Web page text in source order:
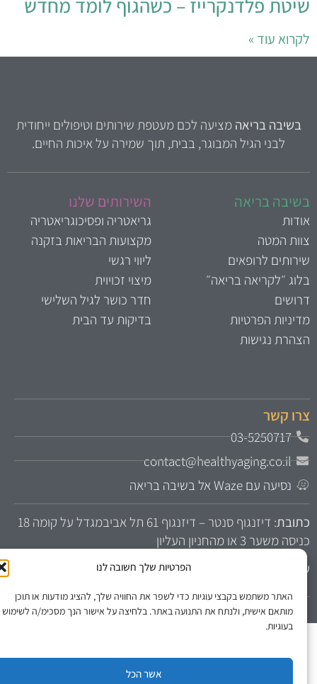
הפרטיות שלך חשובה לנו
האתר משתמש בקבצי עוגיות כדי לשפר את החוויה שלך, להציג מודעות או תוכן
מותאם אישית, ולנתח את התנועה באתר. בלחיצה על אישור הנך מסכימ/ה לשימוש
בעוגיות.
אשר הכל
פלדנקרייז – כשהגוף לומד מחדש
עוד »
בשיבה בריאהמציעה לכם מעטפת שירותים וטיפולים ייחודית
לבני הגיל המבוגר, בבית, תוך שמירה על איכות החיים.
בריאה
המטה
לרופאים
״לקריאה בריאה״
הפרטיות
נגישות
השירותים שלנו
גריאטריה ופסיכוגריאטריה
מקצועות הבריאות בזקנה
ליווי רגשי
מיצוי זכויוית
חדר כושר לגיל השלישי
בדיקות עד הבית
קשר
03-5250717
contact@healthyaging.co.il
נסיעה עם Waze אל בשיבה בריאה
: דיזנגוף סנטר – דיזנגוף 61 תל אביבמגדל על קומה 18
משער 3 או מהחניון העליון
קבלה: